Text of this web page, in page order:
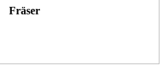
Fräser